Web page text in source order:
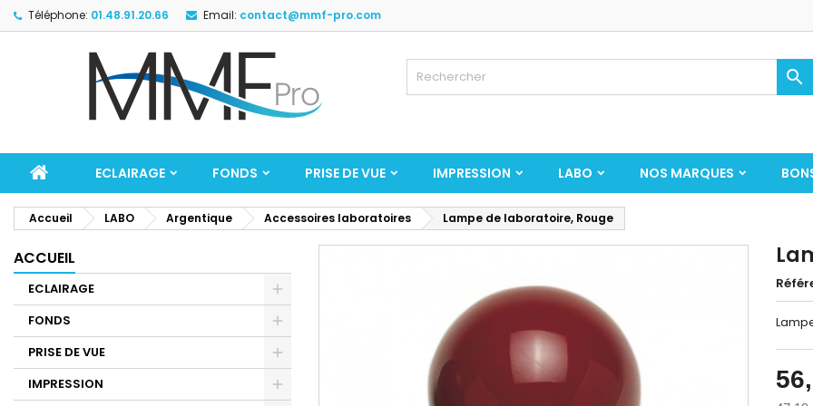
Téléphone: 01.48.91.20.66 Email: contact@mmf-pro.com

ECLAIRAGE FONDS PRISE DE VUE IMPRESSION LABO NOS MARQUES
Accueil LABO Argentique Accessoires laboratoires Lampe de laboratoire, Rouge
ACCUEIL
ECLAIRAGE
FONDS
PRISE DE VUE
IMPRESSION